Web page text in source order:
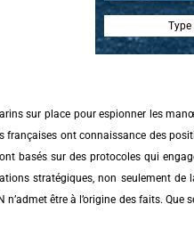
sur place pour espionner les
ont connaissance des
basés sur des protocoles qui
stratégiques, non seulement
n’admet être à l’origine des faits.